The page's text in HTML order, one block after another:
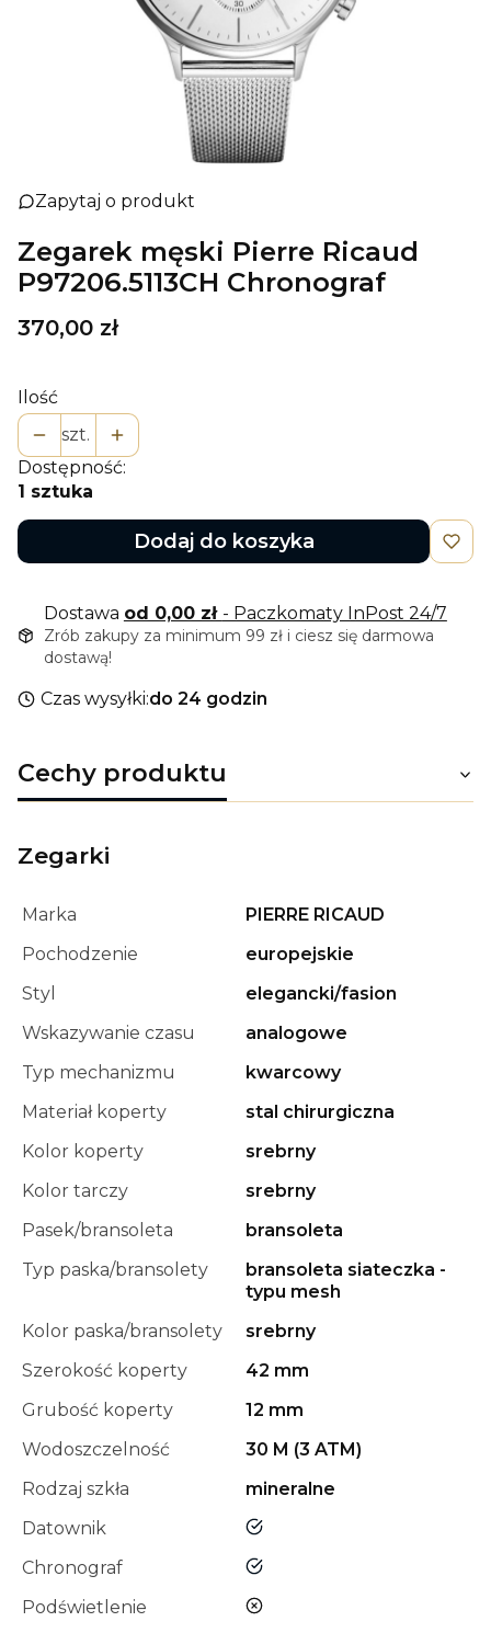
Zapytaj o produkt
Zegarek męski Pierre Ricaud
P97206.5113CH Chronograf
Cena
370,00 zł
Ilość
szt.
Dostępność:
1 sztuka
Dodaj do koszyka
Dostawa od 0,00 zł - Paczkomaty InPost 24/7
Zrób zakupy za minimum 99 zł i ciesz się darmowa
dostawą!
Czas wysyłki:do 24 godzin
Cechy produktu
Zegarki
Marka
PIERRE RICAUD
Pochodzenie
europejskie
Styl
elegancki/fasion
Wskazywanie czasu
analogowe
Typ mechanizmu
kwarcowy
Materiał koperty
stal chirurgiczna
Kolor koperty
srebrny
Kolor tarczy
srebrny
Pasek/bransoleta
bransoleta
Typ paska/bransolety
bransoleta siateczka -
typu mesh
Kolor paska/bransolety
srebrny
Szerokość koperty
42 mm
Grubość koperty
12 mm
Wodoszczelność
30 M (3 ATM)
Rodzaj szkła
mineralne
Datownik
tak
Chronograf
tak
Podświetlenie
nie